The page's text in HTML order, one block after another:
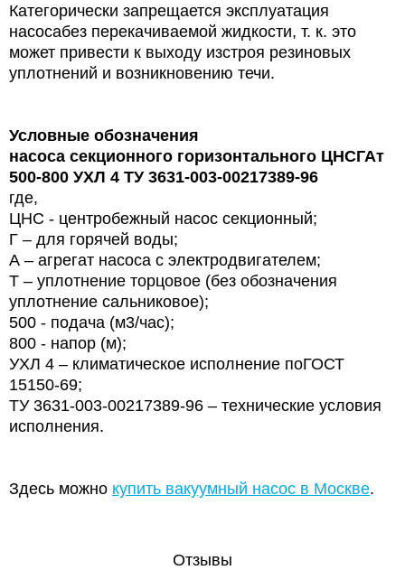
Категорически запрещается эксплуатация
насосабез перекачиваемой жидкости, т. к. это
может привести к выходу изстроя резиновых
уплотнений и возникновению течи.
Условные обозначения
насоса секционного горизонтального ЦНСГАт
500-800 УХЛ 4 ТУ 3631-003-00217389-96
где,
ЦНС - центробежный насос секционный;
Г – для горячей воды;
А – агрегат насоса с электродвигателем;
Т – уплотнение торцовое (без обозначения
уплотнение сальниковое);
500 - подача (м3/час);
800 - напор (м);
УХЛ 4 – климатическое исполнение поГОСТ
15150-69;
ТУ 3631-003-00217389-96 – технические условия
исполнения.
Здесь можно купить вакуумный насос в Москве.
Отзывы